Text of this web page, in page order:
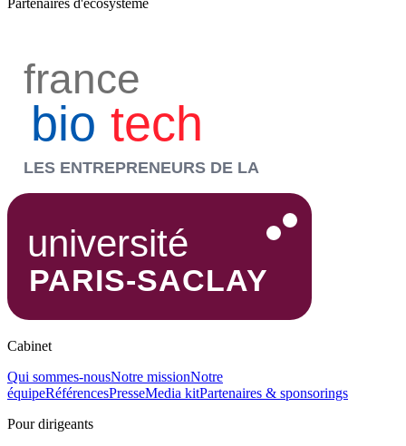
Partenaires d'écosystème
Cabinet
Qui sommes-nousNotre missionNotre
équipeRéférencesPresseMedia kitPartenaires & sponsorings
Pour dirigeants